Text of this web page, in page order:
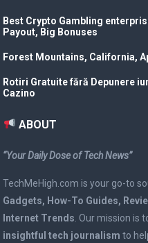
Best Crypto Gambling
Payout, Big Bonuses
Forest Mountains, California,
Rotiri Gratuite fără Depunere
Cazino
ABOUT
“Your Daily Dose of Tech News”
TechMeHigh.com is your go-to
Gadgets, How-To Guides,
Internet Trends . Our mission is
insightful tech journalism to